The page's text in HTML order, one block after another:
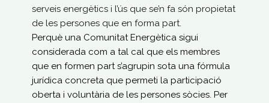
serveis energètics i l’ús que se’n fa són propietat
de les persones que en forma part.
Perquè una Comunitat Energètica sigui
considerada com a tal cal que els membres
que en formen part s’agrupin sota una fórmula
jurídica concreta que permeti la participació
oberta i voluntària de les persones sòcies. Per